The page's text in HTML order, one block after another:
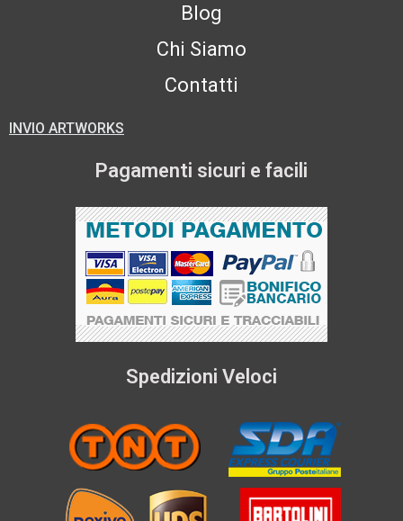
Blog
Chi Siamo
Contatti
INVIO ARTWORKS
Pagamenti sicuri e facili
Spedizioni Veloci